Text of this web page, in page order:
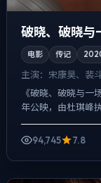
破晓、破晓与
电影 传记
主演： 宋康昊、裴
《破晓、破晓与
年公映，由杜琪峰
抑后扬，前半段铺
94,745
7.8